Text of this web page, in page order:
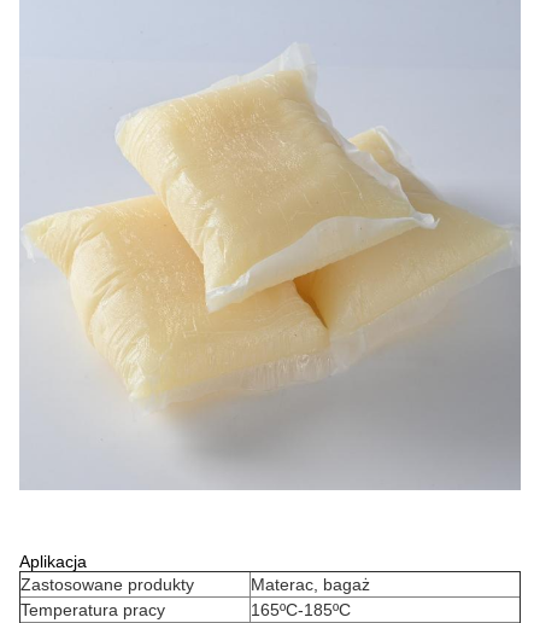
Aplikacja
Zastosowane produkty
Materac, bagaż
Temperatura pracy
165ºC-185ºC